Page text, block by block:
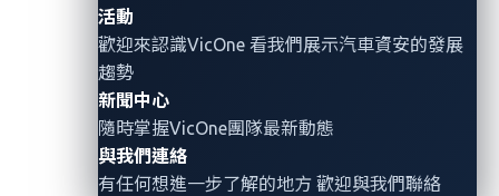
活動
歡迎來認識VicOne 看我們展示汽車資安的發展
趨勢
新聞中心
隨時掌握VicOne團隊最新動態
與我們連絡
有任何想進一步了解的地方 歡迎與我們聯絡